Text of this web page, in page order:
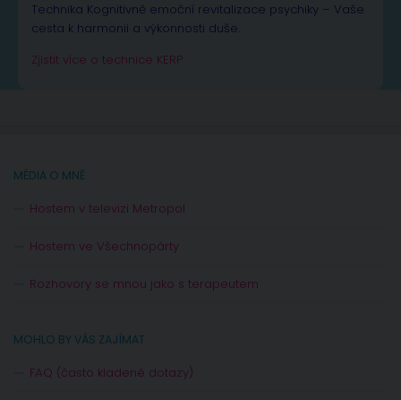
Technika Kognitivně emoční revitalizace psychiky – Vaše
cesta k harmonii a výkonnosti duše.
Zjistit více o technice KERP
MÉDIA O MNĚ
Hostem v televizi Metropol
Hostem ve Všechnopárty
Rozhovory se mnou jako s terapeutem
MOHLO BY VÁS ZAJÍMAT
FAQ (často kladené dotazy)